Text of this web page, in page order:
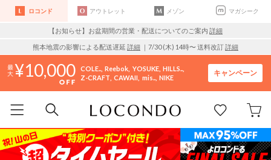
ロコンド アウトレット メゾン マガシーク
【お知らせ】お盆期間の営業・配送についてのご案内 詳細
熊本地震の影響による配送遅延 詳細 ｜7/30 (木) 14時〜 送料改訂詳細
10,000 COLE.. Reebok YOSUKE HILLS..
Z-CRAFT CAWAII mis.. NIKE
キャンペーン